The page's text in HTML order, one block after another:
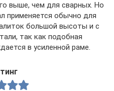
выше, чем для сварных. Но
применяется обычно для
большой высоты и с
так как подобная
в усиленной раме.